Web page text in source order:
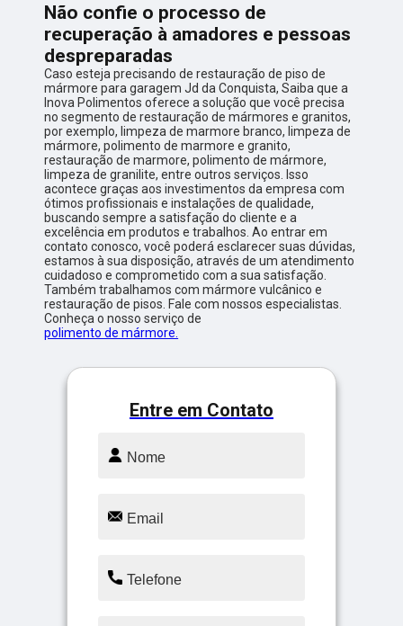
Não confie o processo de
recuperação à amadores e pessoas
despreparadas
Caso esteja precisando de restauração de piso de
mármore para garagem Jd da Conquista, Saiba que a
Inova Polimentos oferece a solução que você precisa
no segmento de restauração de mármores e granitos,
por exemplo, limpeza de marmore branco, limpeza de
mármore, polimento de marmore e granito,
restauração de marmore, polimento de mármore,
limpeza de granilite, entre outros serviços. Isso
acontece graças aos investimentos da empresa com
ótimos profissionais e instalações de qualidade,
buscando sempre a satisfação do cliente e a
excelência em produtos e trabalhos. Ao entrar em
contato conosco, você poderá esclarecer suas dúvidas,
estamos à sua disposição, através de um atendimento
cuidadoso e comprometido com a sua satisfação.
Também trabalhamos com mármore vulcânico e
restauração de pisos. Fale com nossos especialistas.
Conheça o nosso serviço de
polimento de mármore.
Entre em Contato